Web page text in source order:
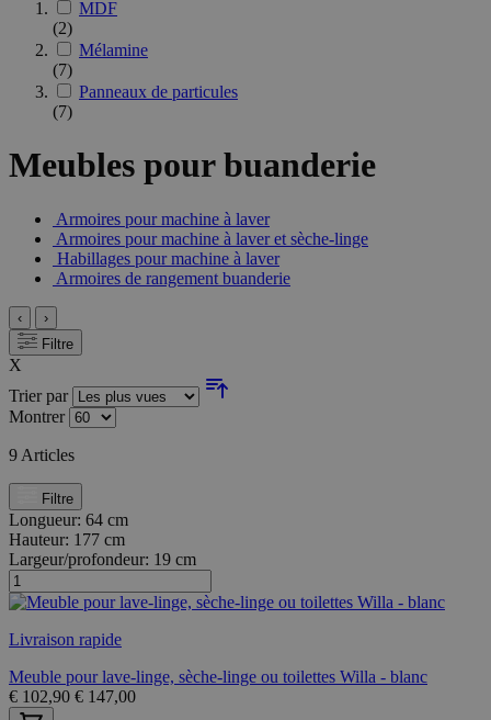
MDF
(2)
Mélamine
(7)
Panneaux de particules
(7)
Meubles pour buanderie
Armoires pour machine à laver
Armoires pour machine à laver et sèche-linge
Habillages pour machine à laver
Armoires de rangement buanderie
‹
›
Filtre
X
Trier par
Montrer
9 Articles
Filtre
Longueur: 64 cm
Hauteur: 177 cm
Largeur/profondeur: 19 cm
Livraison rapide
Meuble pour lave-linge, sèche-linge ou toilettes Willa - blanc
€ 102,90 € 147,00